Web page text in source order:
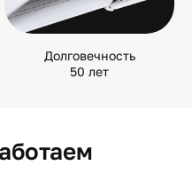
Долговечность
50 лет